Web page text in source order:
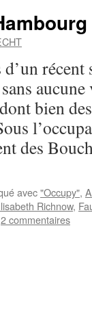
bien
des
avec"Occupy",
Richnow,
2 commentaires